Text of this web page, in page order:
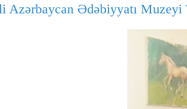
Azərbaycan Ədəbiyyatı Muzeyi